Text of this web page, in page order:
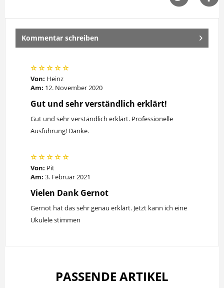
Kommentar schreiben
Von: Heinz
Am: 12. November 2020
Gut und sehr verständlich erklärt!
Gut und sehr verständlich erklärt. Professionelle
Ausführung! Danke.
Von: Pit
Am: 3. Februar 2021
Vielen Dank Gernot
Gernot hat das sehr genau erklärt. Jetzt kann ich eine
Ukulele stimmen
PASSENDE ARTIKEL